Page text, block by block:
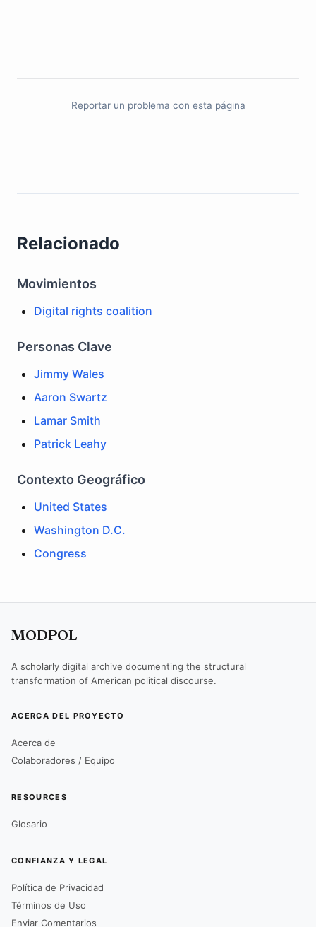
Reportar un problema con esta página
Relacionado
Movimientos
Digital rights coalition
Personas Clave
Jimmy Wales
Aaron Swartz
Lamar Smith
Patrick Leahy
Contexto Geográfico
United States
Washington D.C.
Congress
MODPOL
A scholarly digital archive documenting the structural
transformation of American political discourse.
ACERCA DEL PROYECTO
Acerca de
Colaboradores / Equipo
RESOURCES
Glosario
CONFIANZA Y LEGAL
Política de Privacidad
Términos de Uso
Enviar Comentarios